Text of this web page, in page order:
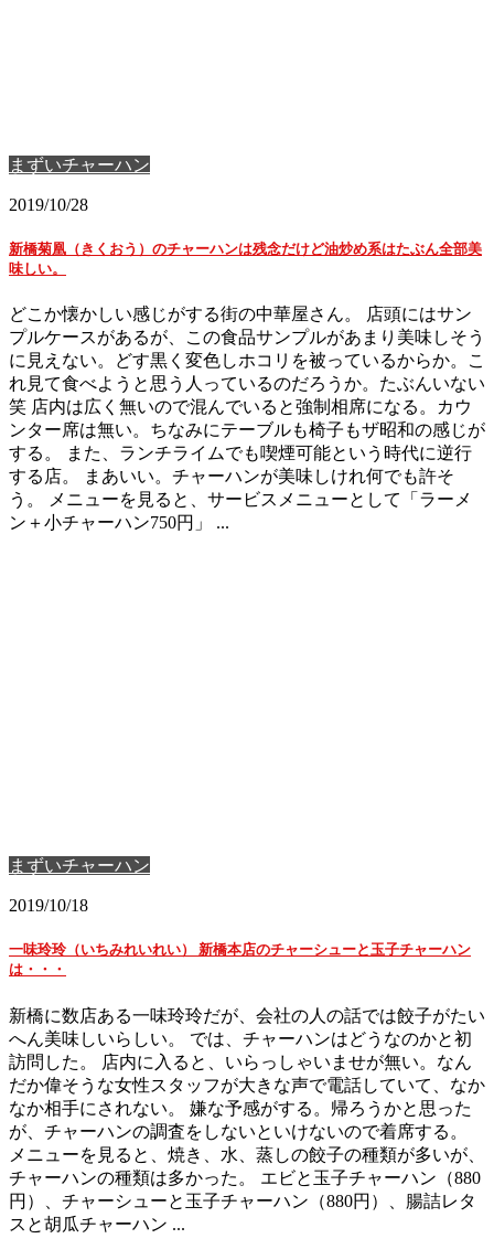
まずいチャーハン
2019/10/28
新橋菊凰（きくおう）のチャーハンは残念だけど油炒め系はたぶん全部美
味しい。
どこか懐かしい感じがする街の中華屋さん。 店頭にはサン
プルケースがあるが、この食品サンプルがあまり美味しそう
に見えない。どす黒く変色しホコリを被っているからか。こ
れ見て食べようと思う人っているのだろうか。たぶんいない
笑 店内は広く無いので混んでいると強制相席になる。カウ
ンター席は無い。ちなみにテーブルも椅子もザ昭和の感じが
する。 また、ランチライムでも喫煙可能という時代に逆行
する店。 まあいい。チャーハンが美味しけれ何でも許そ
う。 メニューを見ると、サービスメニューとして「ラーメ
ン＋小チャーハン750円」 ...
まずいチャーハン
2019/10/18
一味玲玲（いちみれいれい） 新橋本店のチャーシューと玉子チャーハン
は・・・
新橋に数店ある一味玲玲だが、会社の人の話では餃子がたい
へん美味しいらしい。 では、チャーハンはどうなのかと初
訪問した。 店内に入ると、いらっしゃいませが無い。なん
だか偉そうな女性スタッフが大きな声で電話していて、なか
なか相手にされない。 嫌な予感がする。帰ろうかと思った
が、チャーハンの調査をしないといけないので着席する。
メニューを見ると、焼き、水、蒸しの餃子の種類が多いが、
チャーハンの種類は多かった。 エビと玉子チャーハン（880
円）、チャーシューと玉子チャーハン（880円）、腸詰レタ
スと胡瓜チャーハン ...